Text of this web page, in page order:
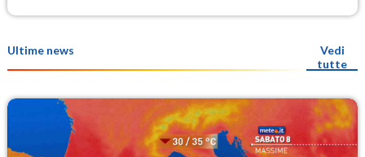
Ultime news
Vedi
tutte